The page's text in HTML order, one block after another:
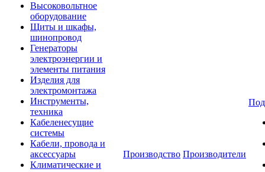
Высоковольтное
оборудование
Щиты и шкафы,
шинопровод
Генераторы
электроэнергии и
элементы питания
Изделия для
электромонтажа
Инструменты,
техника
Кабеленесущие
системы
Кабели, провода и
аксессуары
Климатические и
Производство Производители